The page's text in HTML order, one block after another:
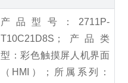
产品型号：2711P-
T10C21D8S；产品类
型：彩色触摸屏人机界面
（HMI）；所属系列：